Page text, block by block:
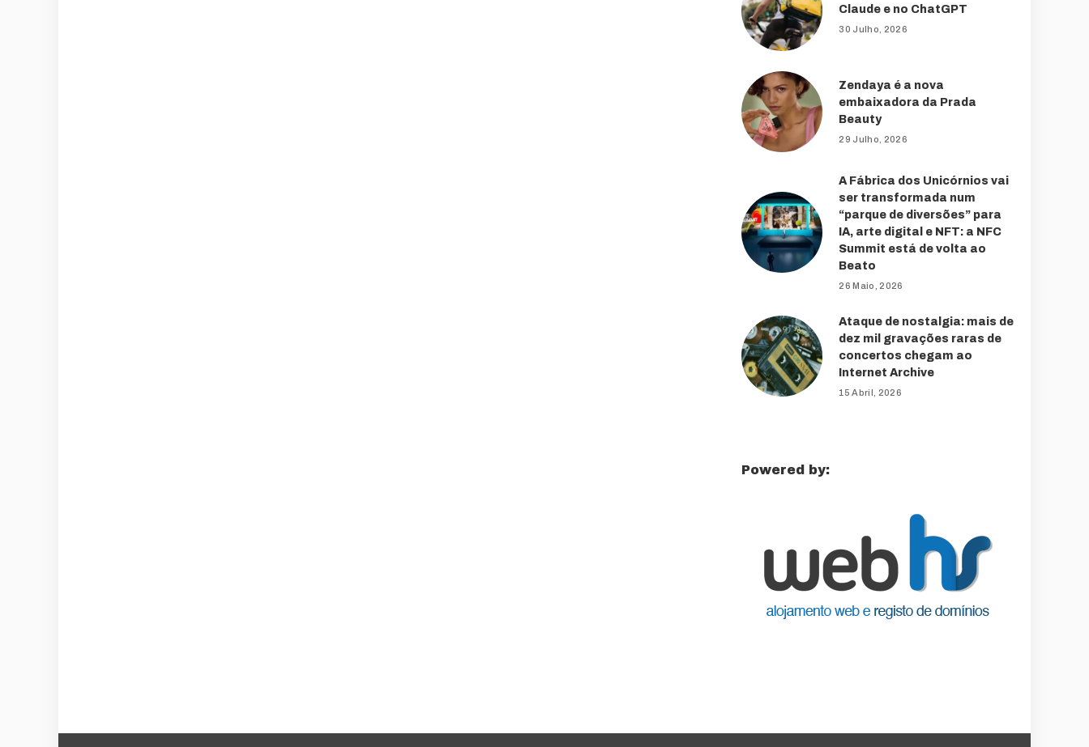
Claude e no ChatGPT
30 Julho, 2026
Zendaya é a nova
embaixadora da Prada
Beauty
29 Julho, 2026
A Fábrica dos Unicórnios vai
ser transformada num
“parque de diversões” para
IA, arte digital e NFT: a NFC
Summit está de volta ao
Beato
26 Maio, 2026
Ataque de nostalgia: mais de
dez mil gravações raras de
concertos chegam ao
Internet Archive
15 Abril, 2026
Powered by: